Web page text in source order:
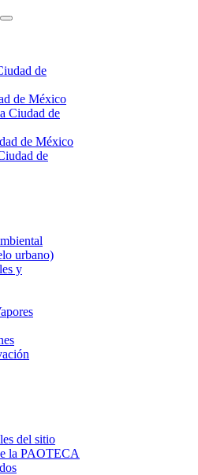
de
de México
Ciudad de
de México
de
urbano)
y
del sitio
la PAOTECA